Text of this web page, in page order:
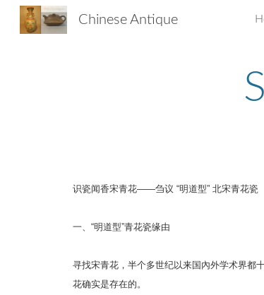
Chinese Antique
识瓷闻香宋青花——刍议 “明道型” 北宋青花瓷
一、“明道型”青花瓷缘由
寻找宋青花，半个多世纪以来国內外学术界都
花确实是存在的。